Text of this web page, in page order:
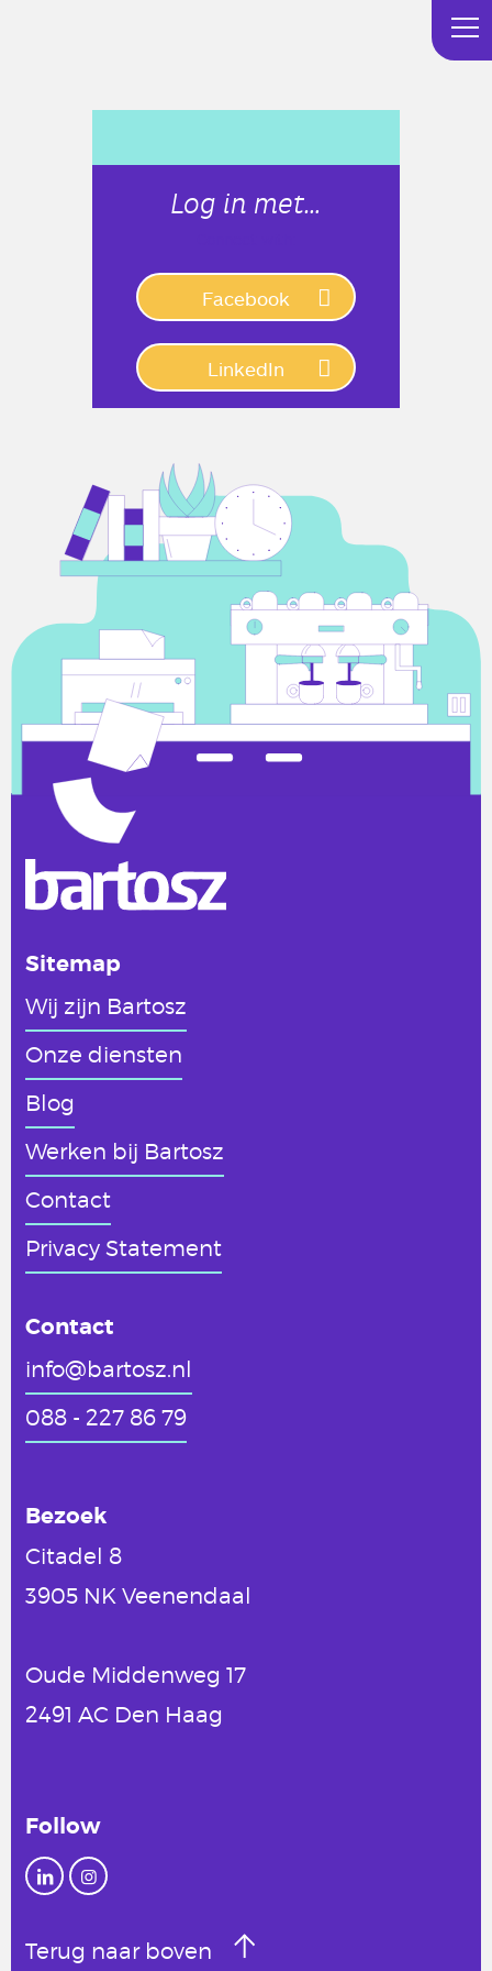
Log in met…
Facebook
LinkedIn
Sitemap
Wij zijn Bartosz
Onze diensten
Blog
Werken bij Bartosz
Contact
Privacy Statement
Contact
info@bartosz.nl
088 - 227 86 79
Bezoek
Citadel 8
3905 NK Veenendaal
Oude Middenweg 17
2491 AC Den Haag
Follow
Terug naar boven